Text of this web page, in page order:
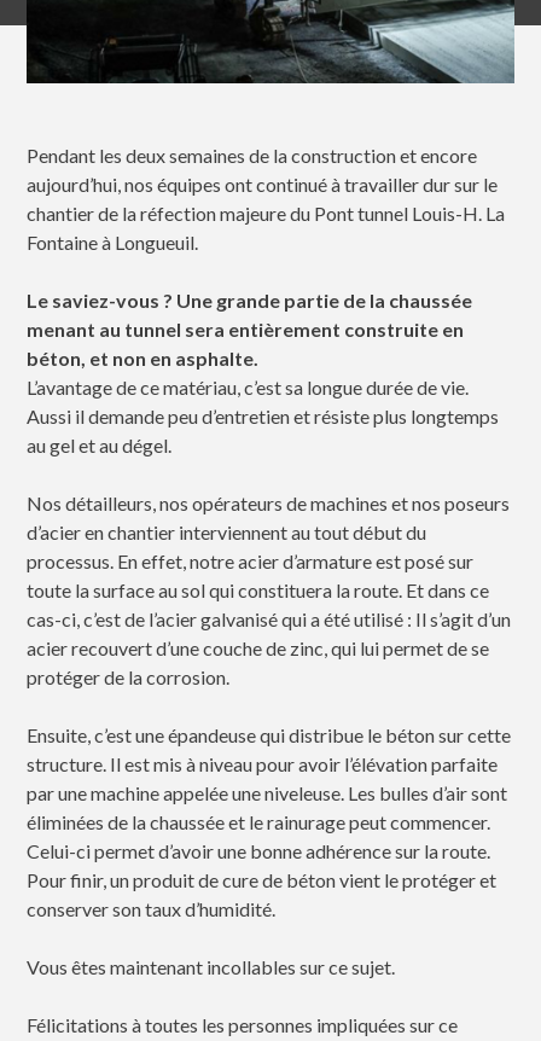
Pendant les deux semaines de la construction et encore
aujourd’hui, nos équipes ont continué à travailler dur sur le
chantier de la réfection majeure du Pont tunnel Louis-H. La
Fontaine à Longueuil.
Le saviez-vous ? Une grande partie de la chaussée
menant au tunnel sera entièrement construite en
béton, et non en asphalte.
L’avantage de ce matériau, c’est sa longue durée de vie.
Aussi il demande peu d’entretien et résiste plus longtemps
au gel et au dégel.
Nos détailleurs, nos opérateurs de machines et nos poseurs
d’acier en chantier interviennent au tout début du
processus. En effet, notre acier d’armature est posé sur
toute la surface au sol qui constituera la route. Et dans ce
cas-ci, c’est de l’acier galvanisé qui a été utilisé : Il s’agit d’un
acier recouvert d’une couche de zinc, qui lui permet de se
protéger de la corrosion.
Ensuite, c’est une épandeuse qui distribue le béton sur cette
structure. Il est mis à niveau pour avoir l’élévation parfaite
par une machine appelée une niveleuse. Les bulles d’air sont
éliminées de la chaussée et le rainurage peut commencer.
Celui-ci permet d’avoir une bonne adhérence sur la route.
Pour finir, un produit de cure de béton vient le protéger et
conserver son taux d’humidité.
Vous êtes maintenant incollables sur ce sujet.
Félicitations à toutes les personnes impliquées sur ce